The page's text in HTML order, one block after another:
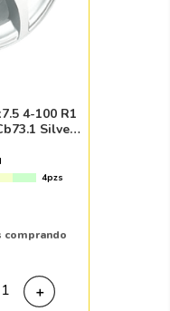
4-100 R1
Silver
4pzs
comprando
＋